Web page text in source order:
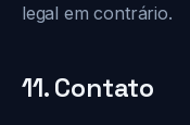
legal em contrário.
11. Contato